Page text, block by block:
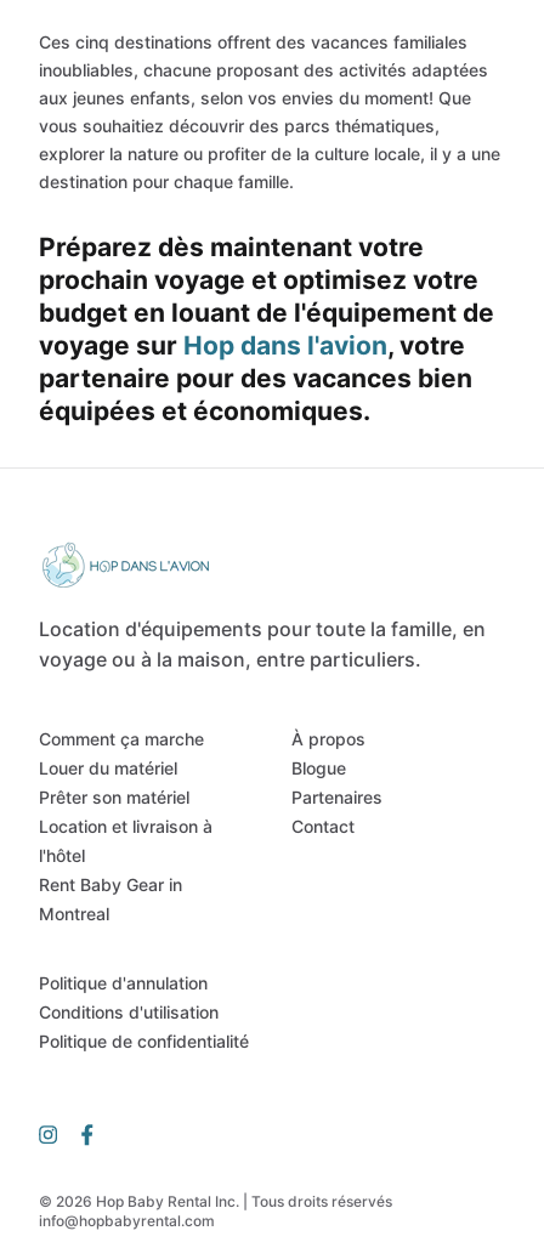
Ces cinq destinations offrent des vacances familiales
inoubliables, chacune proposant des activités adaptées
aux jeunes enfants, selon vos envies du moment! Que
vous souhaitiez découvrir des parcs thématiques,
explorer la nature ou profiter de la culture locale, il y a une
destination pour chaque famille.
Préparez dès maintenant votre
prochain voyage et optimisez votre
budget en louant de l'équipement de
voyage sur Hop dans l'avion, votre
partenaire pour des vacances bien
équipées et économiques.
Location d'équipements pour toute la famille, en
voyage ou à la maison, entre particuliers.
© 2026 Hop Baby Rental Inc. | Tous droits réservés
info@hopbabyrental.com
Comment ça marche
Louer du matériel
Prêter son matériel
Location et livraison à
l'hôtel
Rent Baby Gear in
Montreal
À propos
Blogue
Partenaires
Contact
Politique d'annulation
Conditions d'utilisation
Politique de confidentialité